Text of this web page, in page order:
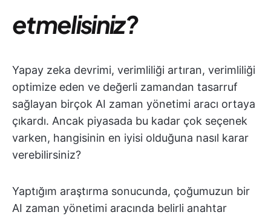
etmelisiniz?
Yapay zeka devrimi, verimliliği artıran, verimliliği
optimize eden ve değerli zamandan tasarruf
sağlayan birçok AI zaman yönetimi aracı ortaya
çıkardı. Ancak piyasada bu kadar çok seçenek
varken, hangisinin en iyisi olduğuna nasıl karar
verebilirsiniz?
Yaptığım araştırma sonucunda, çoğumuzun bir
AI zaman yönetimi aracında belirli anahtar